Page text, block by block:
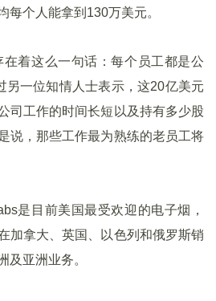
每个人能拿到130万美元。
着这么一句话：每个员工都是公
另一位知情人士表示，这20亿美元
司工作的时间长短以及持有多少股
说，那些工作最为熟练的老员工将
是目前美国最受欢迎的电子烟，
加拿大、英国、以色列和俄罗斯销
及亚洲业务。